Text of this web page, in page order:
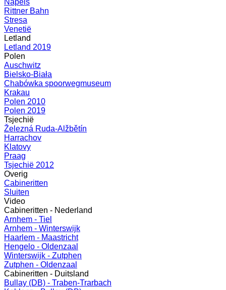
Napels
Rittner Bahn
Stresa
Venetië
Letland
Letland 2019
Polen
Auschwitz
Bielsko-Biała
Chabówka spoorwegmuseum
Krakau
Polen 2010
Polen 2019
Tsjechië
Železná Ruda-Alžbětín
Harrachov
Klatovy
Praag
Tsjechië 2012
Overig
Cabineritten
Sluiten
Video
Cabineritten - Nederland
Arnhem - Tiel
Arnhem - Winterswijk
Haarlem - Maastricht
Hengelo - Oldenzaal
Winterswijk - Zutphen
Zutphen - Oldenzaal
Cabineritten - Duitsland
Bullay (DB) - Traben-Trarbach